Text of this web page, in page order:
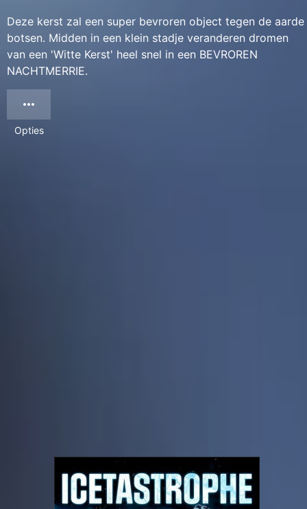
Deze kerst zal een super bevroren object tegen de aarde
botsen. Midden in een klein stadje veranderen dromen
van een 'Witte Kerst' heel snel in een BEVROREN
NACHTMERRIE.
Opties